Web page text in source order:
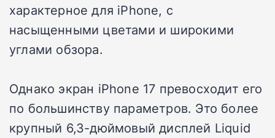
характерное для iPhone, с
насыщенными цветами и широкими
углами обзора.
Однако экран iPhone 17 превосходит его
по большинству параметров. Это более
крупный 6,3-дюймовый дисплей Liquid